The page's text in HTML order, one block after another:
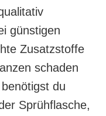
günstigen
Zusatzstoffe
schaden
du
Sprühflasche,